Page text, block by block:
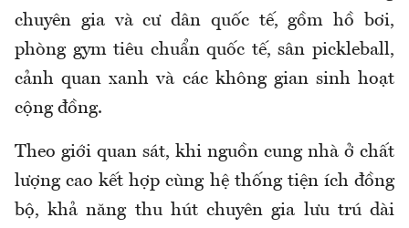
chuyên gia và cư dân quốc tế, gồm hồ bơi,
phòng gym tiêu chuẩn quốc tế, sân pickleball,
cảnh quan xanh và các không gian sinh hoạt
cộng đồng.
Theo giới quan sát, khi nguồn cung nhà ở chất
lượng cao kết hợp cùng hệ thống tiện ích đồng
bộ, khả năng thu hút chuyên gia lưu trú dài